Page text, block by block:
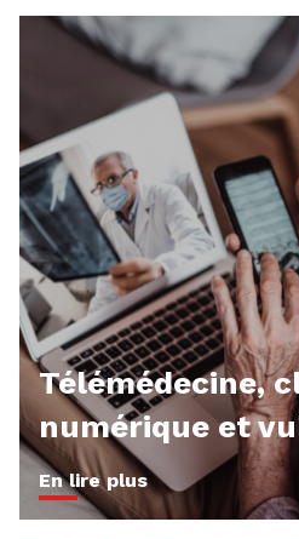
Télémédecine,
numérique et
En lire plus